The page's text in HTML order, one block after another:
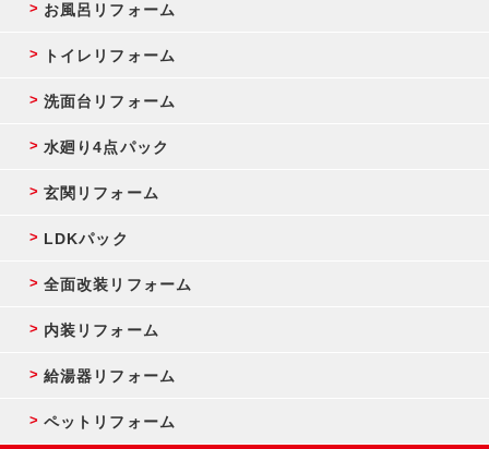
お風呂リフォーム
トイレリフォーム
洗面台リフォーム
水廻り4点パック
玄関リフォーム
LDKパック
全面改装リフォーム
内装リフォーム
給湯器リフォーム
ペットリフォーム